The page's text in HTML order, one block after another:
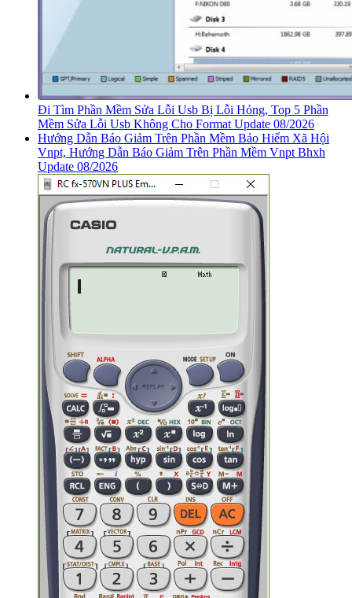
Đi Tìm Phần Mềm Sửa Lỗi Usb Bị Lỗi Hỏng, Top 5 Phần
Mềm Sửa Lỗi Usb Không Cho Format Update 08/2026
Hướng Dẫn Báo Giảm Trên Phần Mềm Bảo Hiểm Xã Hội
Vnpt, Hướng Dẫn Báo Giảm Trên Phần Mềm Vnpt Bhxh
Update 08/2026